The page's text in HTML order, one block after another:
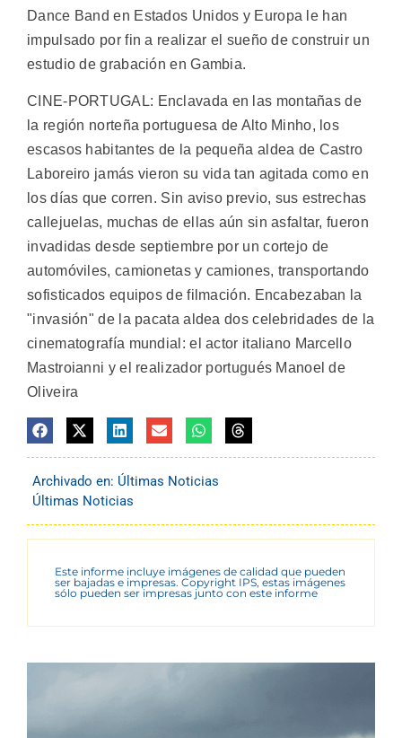
Dance Band en Estados Unidos y Europa le han
impulsado por fin a realizar el sueño de construir un
estudio de grabación en Gambia.
CINE-PORTUGAL: Enclavada en las montañas de
la región norteña portuguesa de Alto Minho, los
escasos habitantes de la pequeña aldea de Castro
Laboreiro jamás vieron su vida tan agitada como en
los días que corren. Sin aviso previo, sus estrechas
callejuelas, muchas de ellas aún sin asfaltar, fueron
invadidas desde septiembre por un cortejo de
automóviles, camionetas y camiones, transportando
sofisticados equipos de filmación. Encabezaban la
"invasión" de la pacata aldea dos celebridades de la
cinematografía mundial: el actor italiano Marcello
Mastroianni y el realizador portugués Manoel de
Oliveira
Archivado en: Últimas Noticias
Últimas Noticias
Este informe incluye imágenes de calidad que pueden
ser bajadas e impresas. Copyright IPS, estas imágenes
sólo pueden ser impresas junto con este informe